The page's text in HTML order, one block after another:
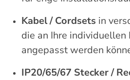
Kabel / Cordsets in
die an Ihre individuellen
angepasst werden
IP20/65/67 Stecker /